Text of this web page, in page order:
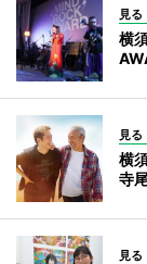
見る
横
見る
横
寺
見る